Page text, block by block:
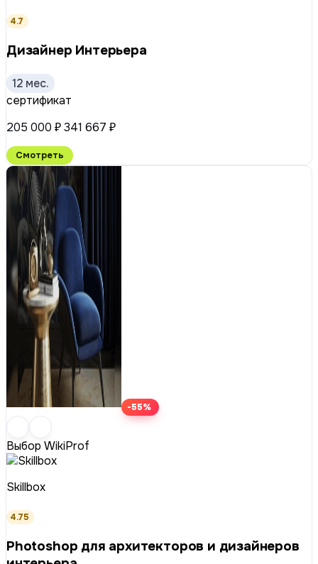
4.7
Дизайнер Интерьера
12 мес.
сертификат
205 000 ₽341 667 ₽
Смотреть
-55%
Выбор WikiProf
Skillbox
4.75
Photoshop для архитекторов и дизайнеров